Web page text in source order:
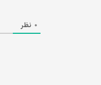
0 نظر